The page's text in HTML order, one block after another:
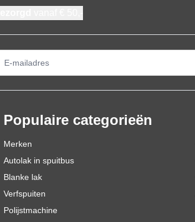
Populaire categorieën
Merken
Autolak in spuitbus
Blanke lak
Verfspuiten
Polijstmachine